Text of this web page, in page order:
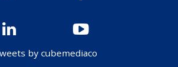
by cubemediaco